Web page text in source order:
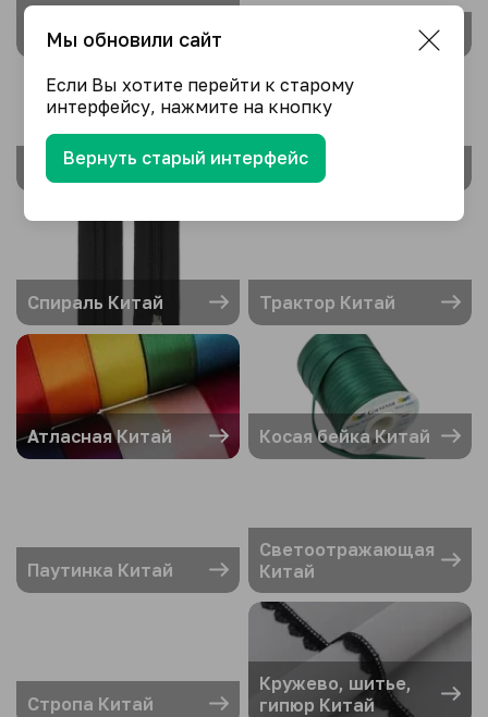
Цепочки-вешалки
Китай
Замки Китай Металл Китай
Спираль Китай Трактор Китай
Атласная Китай Косая бейка Китай
Паутинка Китай
Светоотражающая
Китай
Стропа Китай
Кружево, шитье,
гипюр Китай
Мы обновили сайт
Если Вы хотите перейти к старому
интерфейсу, нажмите на кнопку
Вернуть старый интерфейс